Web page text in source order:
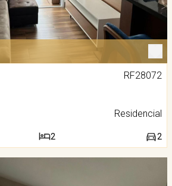
RF28072
Residencial
2 2